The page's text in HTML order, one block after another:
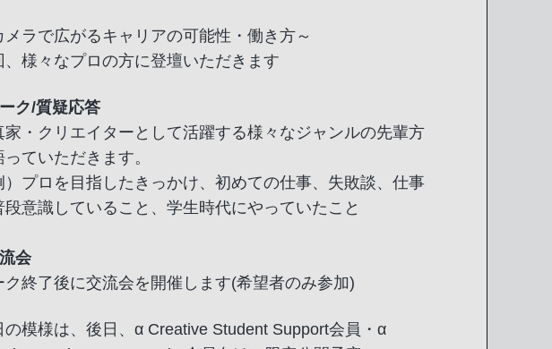
メラで広がるキャリアの可能性・働き方～
、様々なプロの方に登壇いただきます
ク/質疑応答
家・クリエイターとして活躍する様々なジャンルの先輩方
っていただきます。
）プロを目指したきっかけ、初めての仕事、失敗談、仕事
段意識していること、学生時代にやっていたこと
会
ク終了後に交流会を開催します(希望者のみ参加)
の模様は、後日、α Creative Student Support会員・α